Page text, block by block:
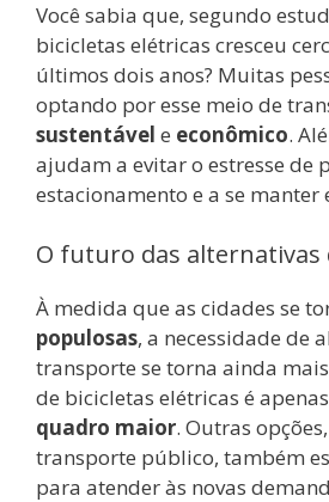
Você sabia que, segundo
bicicletas elétricas cresceu
últimos dois anos? Muitas
optando por esse meio de
sustentável e econômico.
ajudam a evitar o estresse de
estacionamento e a se manter
O futuro das
À medida que as cidades se
populosas, a necessidade de
transporte se torna ainda
de bicicletas elétricas é
quadro maior. Outras
transporte público, também
para atender às novas